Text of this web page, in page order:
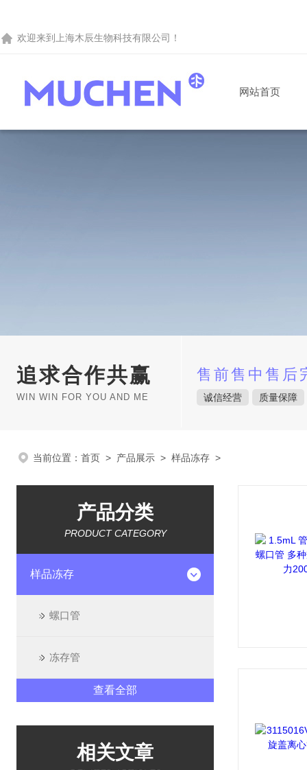
欢迎来到 上海木辰生物科技有限公司 ！
网站首页
追求合作共赢
WIN WIN FOR YOU AND ME
售前售中售后
诚信经营 质量保障
当前位置： 首页 > 产品展示 > 样品冻存 >
产品分类
PRODUCT CATEGORY
样品冻存
螺口管
冻存管
查看全部
相关文章